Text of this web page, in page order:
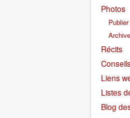
Photos
Récits
Liens
Listes
Blog